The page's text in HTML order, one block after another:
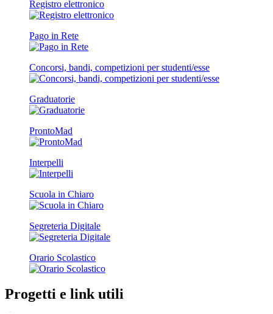
Registro elettronico
Pago in Rete
Concorsi, bandi, competizioni per studenti/esse
Graduatorie
ProntoMad
Interpelli
Scuola in Chiaro
Segreteria Digitale
Orario Scolastico
Progetti e link utili